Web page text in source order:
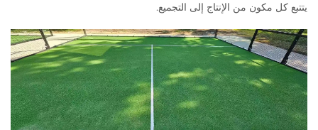
يتتبع كل مكون من الإنتاج إلى التجميع.